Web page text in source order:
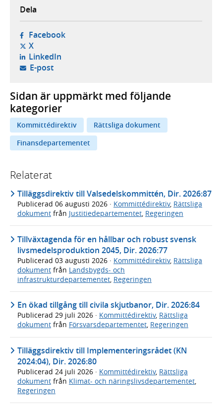
Dela
Facebook- öppnas i ny flik, extern webbplats,
X- öppnas i ny flik, extern webbplats,
LinkedIn- öppnas i ny flik, extern webbplats,
E-post- öppnar din e-postklient,
Sidan är uppmärkt med följande
kategorier
Kommittédirektiv
Rättsliga dokument
Finansdepartementet
Relaterat
Tilläggsdirektiv till Valsedelskommittén, Dir. 2026:87
Publicerad 06 augusti 2026 · Kommittédirektiv, Rättsliga
dokument från Justitiedepartementet, Regeringen
Tillväxtagenda för en hållbar och robust svensk
livsmedelsproduktion 2045, Dir. 2026:77
Publicerad 03 augusti 2026 · Kommittédirektiv, Rättsliga
dokument från Landsbygds- och
infrastrukturdepartementet Regeringen
En ökad tillgång till civila skjutbanor, Dir. 2026:84
Publicerad 29 juli 2026 · Kommittédirektiv, Rättsliga
dokument från Försvarsdepartementet, Regeringen
Tilläggsdirektiv till Implementeringsrådet (KN
2024:04), Dir. 2026:80
Publicerad 24 juli 2026 · Kommittédirektiv, Rättsliga
dokument från Klimat- och näringslivsdepartementet,
Regeringen